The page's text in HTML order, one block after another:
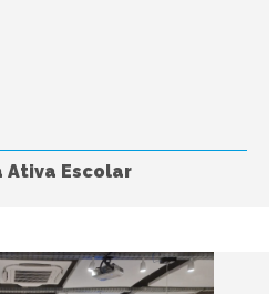
Ativa Escolar